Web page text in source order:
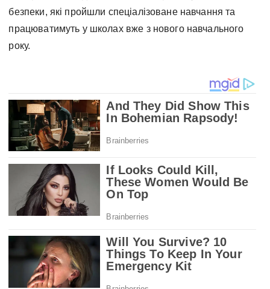
безпеки, які пройшли спеціалізоване навчання та
працюватимуть у школах вже з нового навчального
року.